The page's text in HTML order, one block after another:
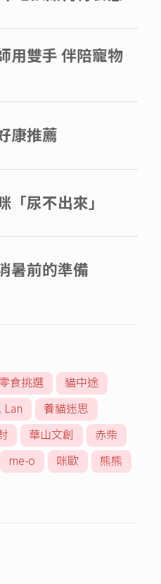
零食挑選
貓中途
Lan
養貓迷思
華山文創
赤柴
me-o 咪歐
熊熊